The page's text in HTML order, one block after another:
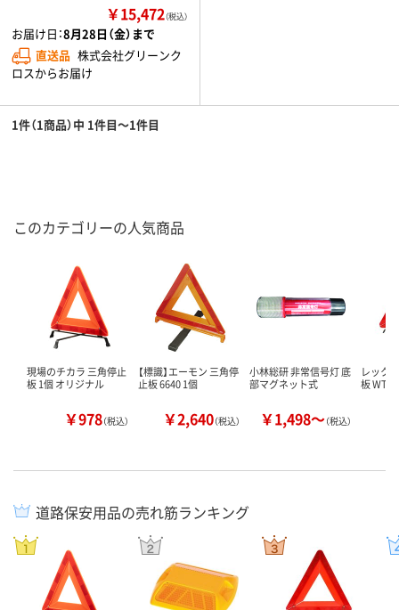
￥15,472（税込）
お届け日：8月28日（金）まで
直送品 株式会社グリーンク
ロスからお届け
1件（1商品）中 1件目～1件目
このカテゴリーの人気商品
現場のチカラ 三角停止
板 1個 オリジナル
￥978（税込）
【標識】エーモン 三角停
止板 6640 1個
￥2,640（税込）
小林総研 非常信号灯 底
部マグネット式
￥1,498～（税込）
レック
板 WT-
道路保安用品の売れ筋ランキング